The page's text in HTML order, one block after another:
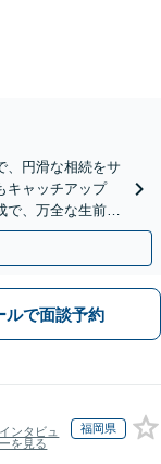
、円滑な相続をサ
キャッチアップ
で、万全な生前対
ルで面談予約
インタビュ
ーを見る
福岡県